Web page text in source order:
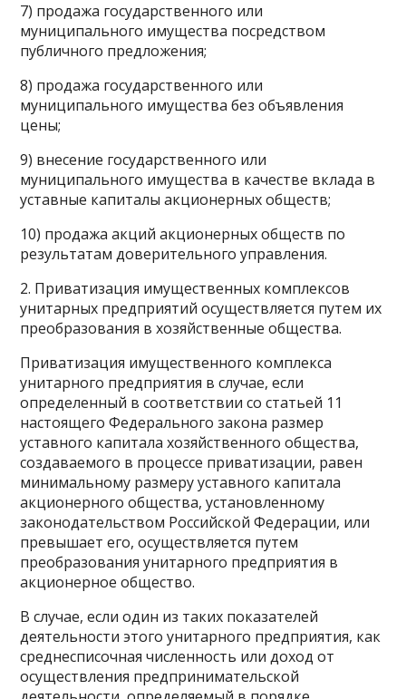
7) продажа государственного или
муниципального имущества посредством
публичного предложения;
8) продажа государственного или
муниципального имущества без объявления
цены;
9) внесение государственного или
муниципального имущества в качестве вклада в
уставные капиталы акционерных обществ;
10) продажа акций акционерных обществ по
результатам доверительного управления.
2. Приватизация имущественных комплексов
унитарных предприятий осуществляется путем их
преобразования в хозяйственные общества.
Приватизация имущественного комплекса
унитарного предприятия в случае, если
определенный в соответствии со статьей 11
настоящего Федерального закона размер
уставного капитала хозяйственного общества,
создаваемого в процессе приватизации, равен
минимальному размеру уставного капитала
акционерного общества, установленному
законодательством Российской Федерации, или
превышает его, осуществляется путем
преобразования унитарного предприятия в
акционерное общество.
В случае, если один из таких показателей
деятельности этого унитарного предприятия, как
среднесписочная численность или доход от
осуществления предпринимательской